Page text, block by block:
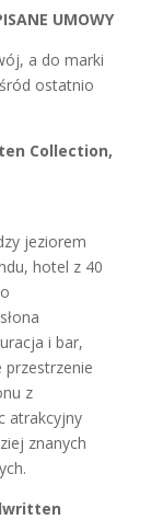
UMOWY
a do marki
ostatnio
Collection,
jeziorem
hotel z 40
i bar,
przestrzenie
z
atrakcyjny
znanych